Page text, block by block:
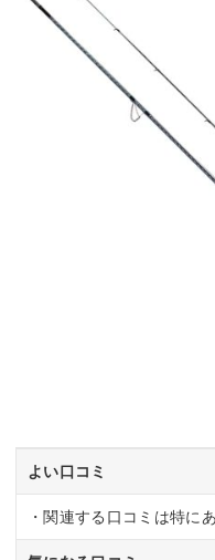
よい口コミ
・関連する口コミは特に